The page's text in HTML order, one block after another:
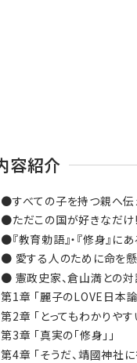
容紹介
●すべての子を持つ親へ伝
●ただこの国が好きなだけ!
●『教育勅語』・『修身』に
● 愛する人のために命を
● 憲政史家、倉山満との
第1章 「麗子のLOVE日本論
第2章 「とってもわかりやす
第3章 「真実の「修身」」
第4章 「そうだ、靖國神社に